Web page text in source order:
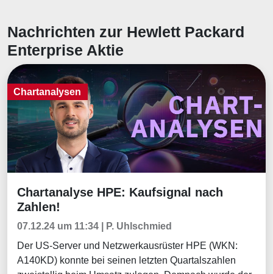
Nachrichten zur Hewlett Packard
Enterprise Aktie
Chartanalysen
Chartanalysen
Chartanalyse HPE: Kaufsignal nach
Zahlen!
07.12.24 um 11:34 | P. Uhlschmied
Der US-Server und Netzwerkausrüster HPE (WKN:
A140KD) konnte bei seinen letzten Quartalszahlen